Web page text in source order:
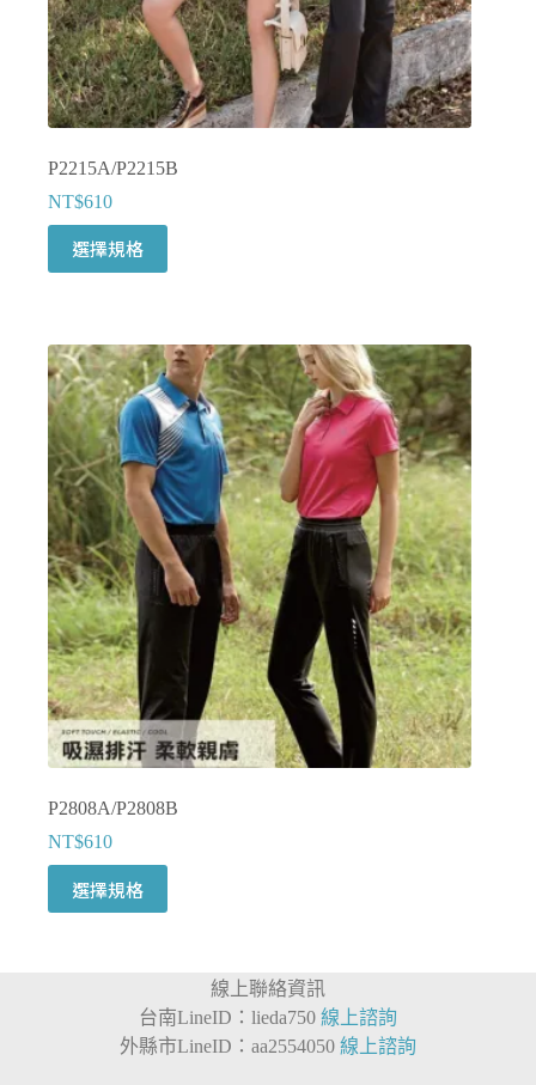
擇
選
項
P2215A/P2215B
NT$610
選擇規格
產
多
種
款
式。
可
在
產
品
頁
面
選
擇
選
項
P2808A/P2808B
NT$610
選擇規格
產
線上聯絡資訊
台南LineID：lieda750 線上諮詢
外縣市LineID：aa2554050 線上諮詢